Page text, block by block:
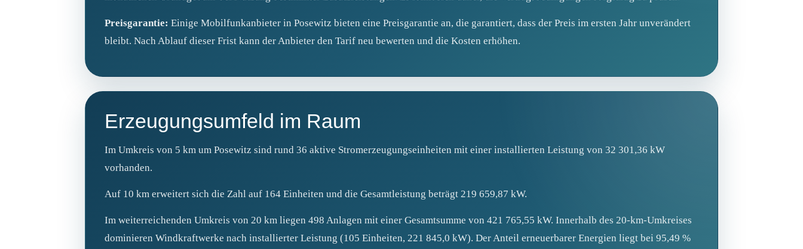
Preisgarantie: Einige Mobilfunkanbieter in Posewitz bieten eine Preisgarantie an, die garantiert, dass der Preis im ersten Jahr unverändert
bleibt. Nach Ablauf dieser Frist kann der Anbieter den Tarif neu bewerten und die Kosten erhöhen.
Erzeugungsumfeld im Raum
Im Umkreis von 5 km um Posewitz sind rund 36 aktive Stromerzeugungseinheiten mit einer installierten Leistung von 32 301,36 kW
vorhanden.
Auf 10 km erweitert sich die Zahl auf 164 Einheiten und die Gesamtleistung beträgt 219 659,87 kW.
Im weiterreichenden Umkreis von 20 km liegen 498 Anlagen mit einer Gesamtsumme von 421 765,55 kW. Innerhalb des 20‑km‑Umkreises
dominieren Windkraftwerke nach installierter Leistung (105 Einheiten, 221 845,0 kW). Der Anteil erneuerbarer Energien liegt bei 95,49 %